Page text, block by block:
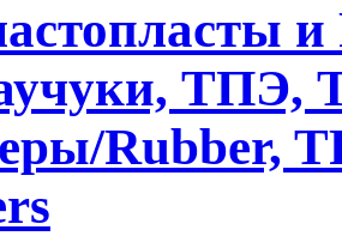
ТПЭ,
Rubber,